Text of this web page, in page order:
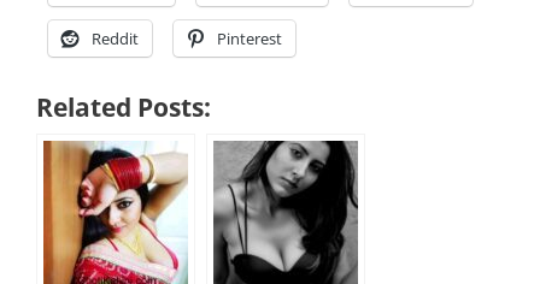
Reddit Pinterest
Related Posts: